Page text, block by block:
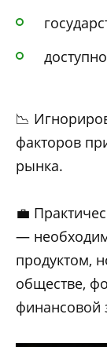
📉
факторов
рынка.
💼
—
продуктом,
обществе,
финансовой